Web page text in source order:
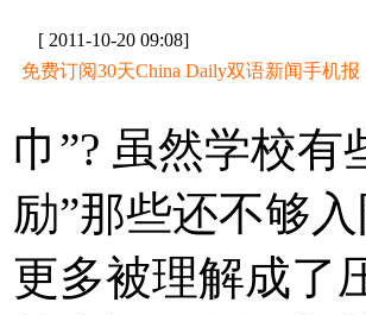
[ 2011-10-20 09:08]
免费订阅30天China Daily双语新闻手机
巾”? 虽然学校
励”那些还不够
更多被理解成了